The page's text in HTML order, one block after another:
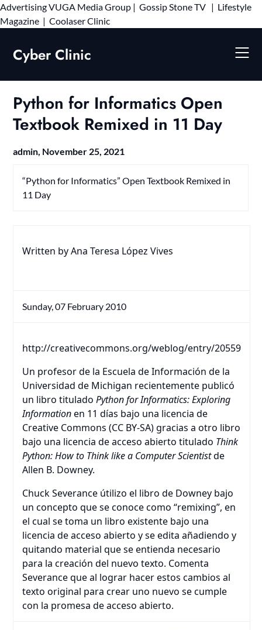
AdvertisingVUGA Media Group | Gossip Stone TV | Lifestyle
Magazine | Coolaser ClinicSkip
Cyber Clinic
Python for Informatics Open
Textbook Remixed in 11 Day
admin, November 25, 2021
“Python for Informatics” Open Textbook Remixed in
11 Day
Written by Ana Teresa López Vives
Sunday, 07 February 2010
http://creativecommons.org/weblog/entry/20559
Un profesor de la Escuela de Información de la
Universidad de Michigan recientemente publicó
un libro tituladoPython for Informatics: Exploring
Informationen 11 días bajo una licencia de
Creative Commons (CC BY-SA) gracias a otro libro
bajo una licencia de acceso abierto titulado Think
Python: How to Think like a Computer Scientistde
Allen B. Downey.
Chuck Severance útilizo el libro de Downey bajo
un concepto que se conoce como “remixing”, en
el cual se toma un libro existente bajo una
licencia de acceso abierto y se edita añadiendo y
quitando material que se entienda necesario
para la creación del nuevo texto. Comenta
Severance que al lograr hacer estos cambios al
texto original para crear uno nuevo se cumple
con la promesa de acceso abierto.